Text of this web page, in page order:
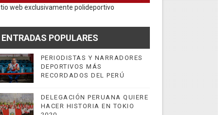
web exclusivamente polideportivo
ENTRADAS POPULARES
PERIODISTAS Y NARRADORES
DEPORTIVOS MÁS
RECORDADOS DEL PERÚ
DELEGACIÓN PERUANA QUIERE
HACER HISTORIA EN TOKIO